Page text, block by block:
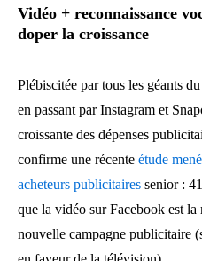
Vidéo + reconnaissance
doper la croissance
Plébiscitée par tous les géants
en passant par Instagram et
croissante des dépenses
confirme une récente étude
acheteurs publicitaires senior :
que la vidéo sur Facebook est
nouvelle campagne publicitaire